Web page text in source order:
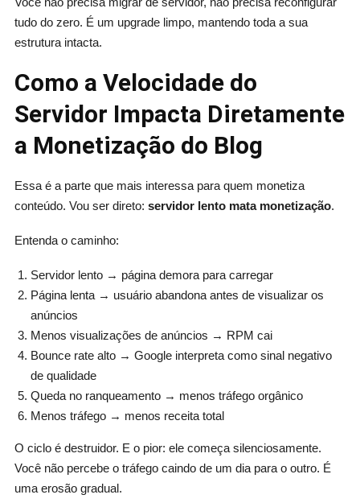
tudo do zero. É um upgrade limpo, mantendo toda a sua
estrutura intacta.
Como a Velocidade do
Servidor Impacta Diretamente
a Monetização do Blog
Essa é a parte que mais interessa para quem monetiza
conteúdo. Vou ser direto: servidor lento mata monetização.
Entenda o caminho:
Servidor lento → página demora para carregar
Página lenta → usuário abandona antes de visualizar os
anúncios
Menos visualizações de anúncios → RPM cai
Bounce rate alto → Google interpreta como sinal negativo
de qualidade
Queda no ranqueamento → menos tráfego orgânico
Menos tráfego → menos receita total
O ciclo é destruidor. E o pior: ele começa silenciosamente.
Você não percebe o tráfego caindo de um dia para o outro. É
uma erosão gradual.